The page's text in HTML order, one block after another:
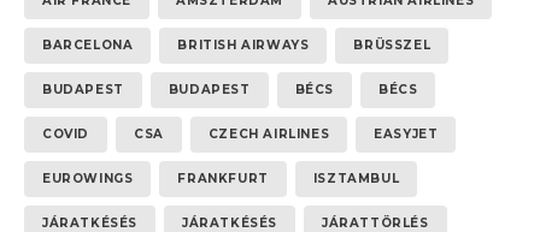
BARCELONA BRITISH AIRWAYS BRÜSSZEL
BUDAPEST BUDAPEST BÉCS BÉCS
COVID CSA CZECH AIRLINES EASYJET
EUROWINGS FRANKFURT ISZTAMBUL
JÁRATKÉSÉS JÁRATKÉSÉS JÁRATTÖRLÉS